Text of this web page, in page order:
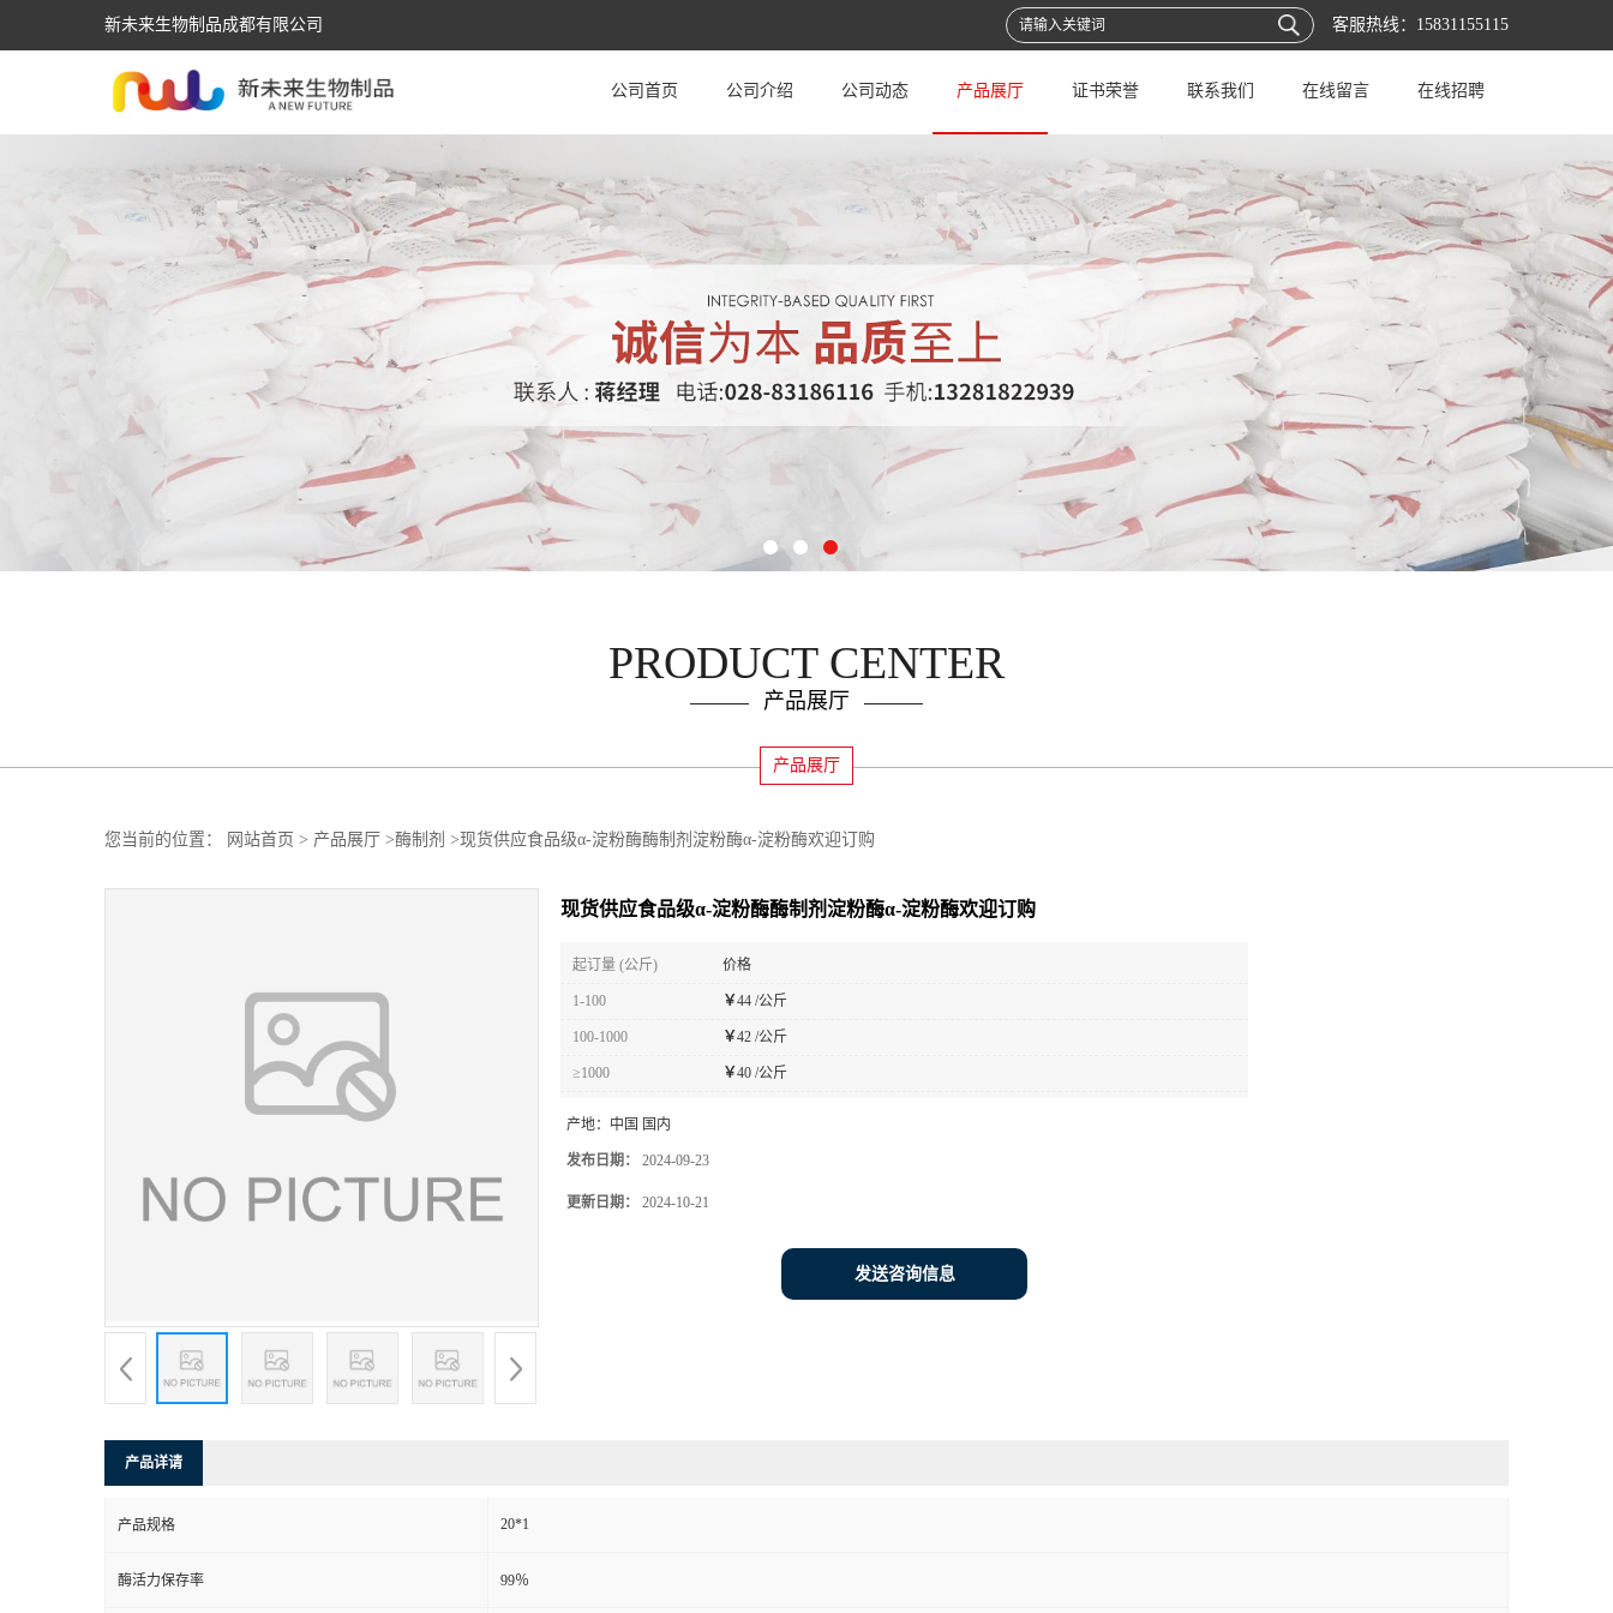
新未来生物制品成都有限公司 客服热线： 15831155115
公司首页 公司介绍 公司动态 产品展厅 证书荣誉 联系我们 在线留言 在线招聘
PRODUCT CENTER
产品展厅
产品展厅
您当前的位置： 网站首页 > 产品展厅 >酶制剂 >现货供应食品级α-淀粉酶酶制剂淀粉酶α-淀粉酶欢迎订购
现货供应食品级α-淀粉酶酶制剂淀粉酶α-淀粉酶欢迎订购
起订量 (公斤) 价格
1-100 ￥44 /公斤
100-1000 ￥42 /公斤
≥1000 ￥40 /公斤
产地： 中国 国内
发布日期： 2024-09-23
更新日期： 2024-10-21
发送咨询信息
产品详请
产品规格 20*1
酶活力保存率 99％